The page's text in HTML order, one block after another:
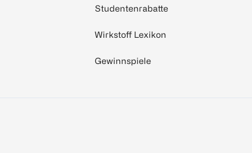
Studentenrabatte
Wirkstoff Lexikon
Gewinnspiele